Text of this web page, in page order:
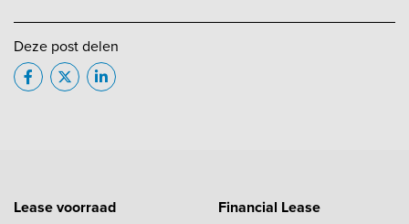
Deze post delen
Lease voorraad Financial Lease